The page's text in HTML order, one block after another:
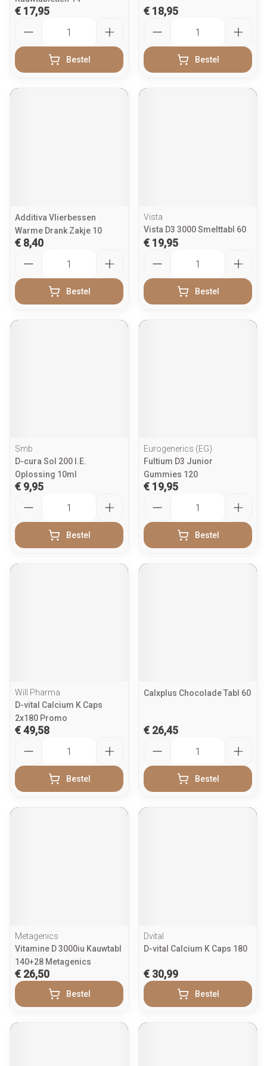
€ 17,95
Bestel
€ 18,95
Bestel
Additiva Vlierbessen
Warme Drank Zakje 10
€ 8,40
Bestel
Vista
Vista D3 3000 Smelttabl 60
€ 19,95
Bestel
Smb
D-cura Sol 200 I.E.
Oplossing 10ml
€ 9,95
Bestel
Eurogenerics (EG)
Fultium D3 Junior
Gummies 120
€ 19,95
Bestel
Will Pharma
D-vital Calcium K Caps
2x180 Promo
€ 49,58
Bestel
Calxplus Chocolade Tabl 60
€ 26,45
Bestel
Metagenics
Vitamine D 3000iu Kauwtabl
140+28 Metagenics
€ 26,50
Bestel
Dvital
D-vital Calcium K Caps 180
€ 30,99
Bestel